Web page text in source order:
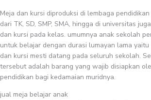
Meja dan kursi diproduksi di lembaga
dari TK, SD, SMP, SMA, hingga di universitas
dan kursi pada kelas. umumnya anak sekolah
untuk belajar dengan durasi lumayan lama yaitu
dan kursi mesti datang pada seluruh sekolah.
tersebut adalah barang yang wajib disiapkan
pendidikan bagi kedamaian muridnya.
jual meja belajar anak